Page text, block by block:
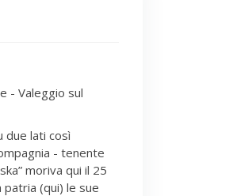
- Valeggio sul
due lati così
- tenente
moriva qui il 25
(qui) le sue